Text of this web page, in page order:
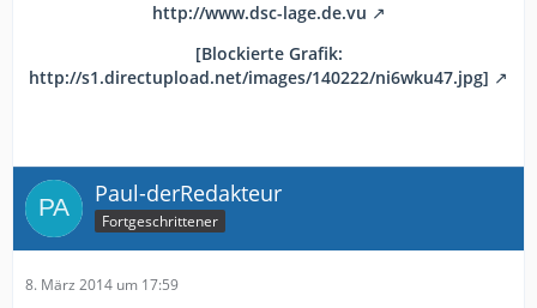
http://www.dsc-lage.de.vu
[Blockierte Grafik:
http://s1.directupload.net/images/140222/ni6wku47.jpg]
Paul-derRedakteur
Fortgeschrittener
8. März 2014 um 17:59